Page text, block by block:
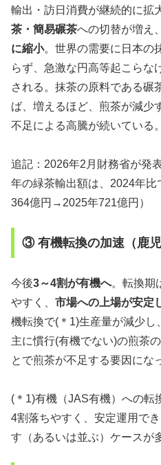
輸出・訪日消費が継続的に拡
茶・簡易碾茶への切替が増え、
に縮小。世界の需要に日本の
らず、急激な円高等起こらな
される。抹茶の原料である碾
ば、増えるほど、煎茶が減少
不足による高騰が続いている。
追記：2026年2月財務省が発
年の緑茶輸出額は、2024年
364億円→2025年721億円）
③ 有機転換の加速（鹿児
今後3～4割が有機へ。転換期
やすく、 市場への上場が安定
機転換で(＊1)生産量が減少し
主に慣行(有機でない)の煎茶
とで煎茶が不足する要因にな
(＊1)有機（JAS有機）への転
4割落ちやすく、安定運用で
す（あるいは並ぶ）ケースが